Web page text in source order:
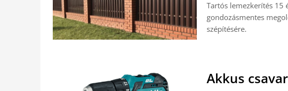
Tartós lemezkerítés 15
gondozásmentes
szépítésére.
Akkus